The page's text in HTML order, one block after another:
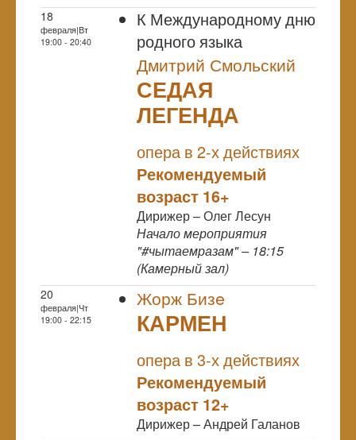
18
февраля|Вт
19:00 - 20:40
К Международному дню
родного языка
Дмитрий Смольский
СЕДАЯ
ЛЕГЕНДА
опера в 2-х действиях
Рекомендуемый
возраст 16+
Дирижер – Олег Лесун
Начало мероприятия
"#чытаемразам" – 18:15
(Камерный зал)
20
февраля|Чт
19:00 - 22:15
Жорж Бизe
КАРМЕН
опера в 3-х действиях
Рекомендуемый
возраст 12+
Дирижер – Андрей Галанов